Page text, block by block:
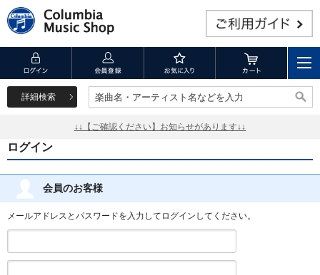
詳細検索 楽曲名・アーティスト名などを入力
楽曲名・アーティスト名などを入力
↓↓【ご確認ください】お知らせがあります↓↓
ログイン
会員のお客様
メールアドレスとパスワードを入力してログインしてください。